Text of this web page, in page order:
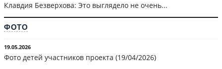
Клавдия Безверхова: Это выглядело не очень...
ФОТО
19.05.2026
Фото детей участников проекта (19/04/2026)